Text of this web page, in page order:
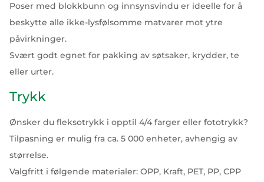
Poser med blokkbunn og innsynsvindu er ideelle for å
beskytte alle ikke-lysfølsomme matvarer mot ytre
påvirkninger.
Svært godt egnet for pakking av søtsaker, krydder, te
eller urter.
Trykk
Ønsker du fleksotrykk i opptil 4/4 farger eller fototrykk?
Tilpasning er mulig fra ca. 5 000 enheter, avhengig av
størrelse.
Valgfritt i følgende materialer: OPP, Kraft, PET, PP, CPP